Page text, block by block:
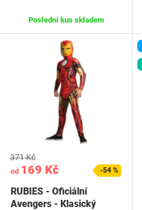
Poslední kus skladem
od 169 Kč
371 Kč
-54 %
RUBIES - Oficiální
Avengers - Klasický